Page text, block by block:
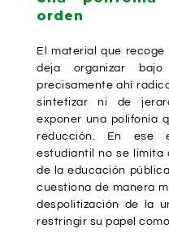
orden
El material que
deja organizar
precisamente ahí
sintetizar ni de
exponer una polifonía
reducción. En ese
estudiantil no se limita
de la educación
cuestiona de manera
despolitización de la
restringir su papel